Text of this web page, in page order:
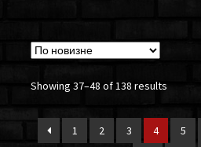
Showing 37–48 of 138 results
1 2 3 4 5